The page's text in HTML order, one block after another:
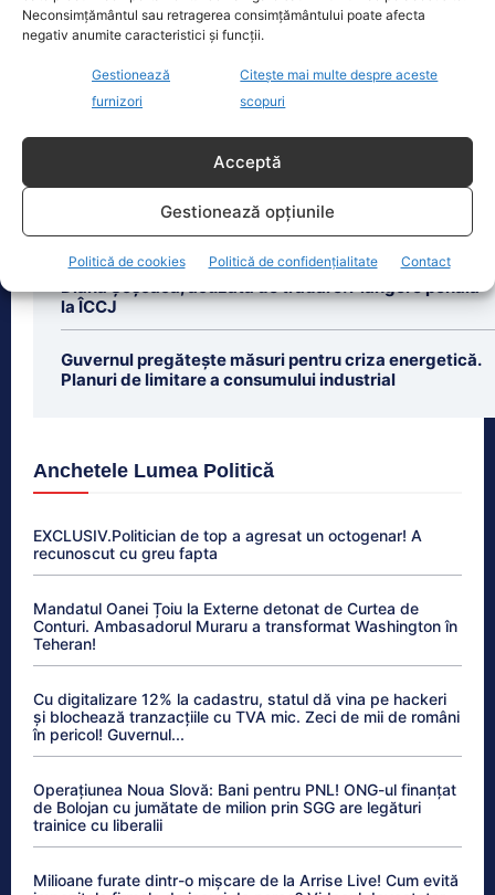
Neconsimțământul sau retragerea consimțământului poate afecta
negativ anumite caracteristici și funcții.
Gestionează
furnizori
Citește mai multe despre aceste
scopuri
Acceptă
Gestionează opțiunile
Politică de cookies Politică de confidențialitate Contact
Petrică Paraschiv, primul român care a
profesionist, este din nou în centrul
atenției după[...]
Ultimele știri
la ÎCCJ
Guvernul pregătește măsuri pentru criza energetică.
Planuri de limitare a consumului industrial
Anchetele Lumea Politică
EXCLUSIV.Politician de top a agresat un octogenar! A
recunoscut cu greu fapta
Mandatul Oanei Țoiu la Externe detonat de Curtea de
Conturi. Ambasadorul Muraru a transformat Washington în
Teheran!
Cu digitalizare 12% la cadastru, statul dă vina pe hackeri
și blochează tranzacțiile cu TVA mic. Zeci de mii de români
în pericol! Guvernul...
Operațiunea Noua Slovă: Bani pentru PNL! ONG-ul finanțat
de Bolojan cu jumătate de milion prin SGG are legături
trainice cu liberalii
Milioane furate dintr-o mișcare de la Arrise Live! Cum evită